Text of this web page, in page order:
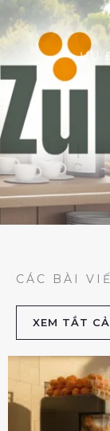
ƯU
CÁC BÀI
XEM TẮT CẢ